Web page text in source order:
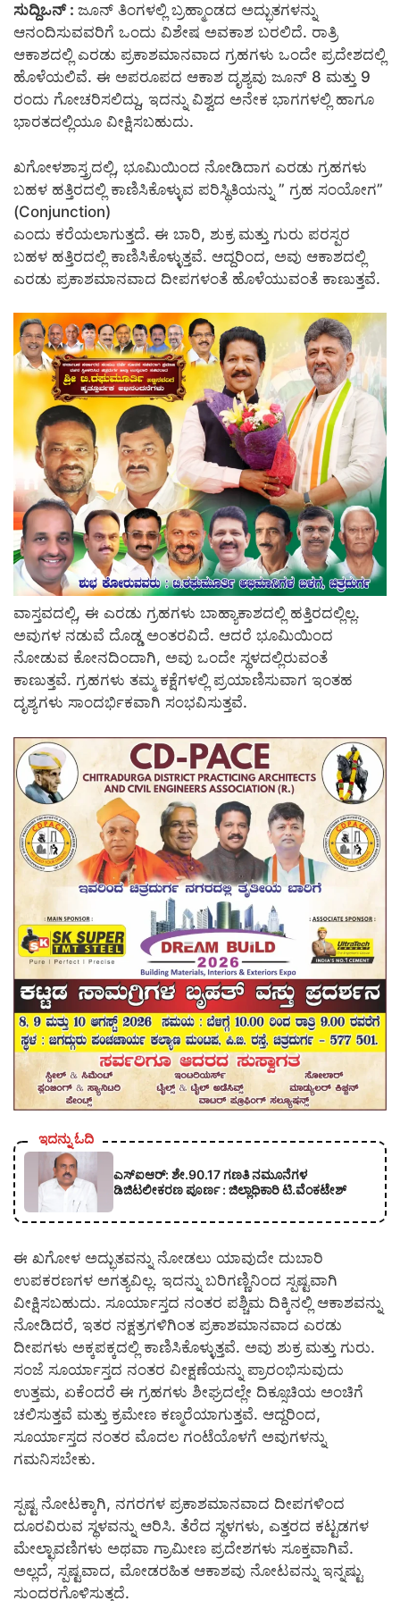
ಸುದ್ದಿಒನ್ : ಜೂನ್ ತಿಂಗಳಲ್ಲಿ ಬ್ರಹ್ಮಾಂಡದ ಅದ್ಭುತಗಳನ್ನು
ಆನಂದಿಸುವವರಿಗೆ ಒಂದು ವಿಶೇಷ ಅವಕಾಶ ಬರಲಿದೆ. ರಾತ್ರಿ
ಆಕಾಶದಲ್ಲಿ ಎರಡು ಪ್ರಕಾಶಮಾನವಾದ ಗ್ರಹಗಳು ಒಂದೇ ಪ್ರದೇಶದಲ್ಲಿ
ಹೊಳೆಯಲಿವೆ. ಈ ಅಪರೂಪದ ಆಕಾಶ ದೃಶ್ಯವು ಜೂನ್ 8 ಮತ್ತು 9
ರಂದು ಗೋಚರಿಸಲಿದ್ದು, ಇದನ್ನು ವಿಶ್ವದ ಅನೇಕ ಭಾಗಗಳಲ್ಲಿ ಹಾಗೂ
ಭಾರತದಲ್ಲಿಯೂ ವೀಕ್ಷಿಸಬಹುದು.
ಖಗೋಳಶಾಸ್ತ್ರದಲ್ಲಿ, ಭೂಮಿಯಿಂದ ನೋಡಿದಾಗ ಎರಡು ಗ್ರಹಗಳು
ಬಹಳ ಹತ್ತಿರದಲ್ಲಿ ಕಾಣಿಸಿಕೊಳ್ಳುವ ಪರಿಸ್ಥಿತಿಯನ್ನು ” ಗ್ರಹ ಸಂಯೋಗ”
(Conjunction)
ಎಂದು ಕರೆಯಲಾಗುತ್ತದೆ. ಈ ಬಾರಿ, ಶುಕ್ರ ಮತ್ತು ಗುರು ಪರಸ್ಪರ
ಬಹಳ ಹತ್ತಿರದಲ್ಲಿ ಕಾಣಿಸಿಕೊಳ್ಳುತ್ತವೆ. ಆದ್ದರಿಂದ, ಅವು ಆಕಾಶದಲ್ಲಿ
ಎರಡು ಪ್ರಕಾಶಮಾನವಾದ ದೀಪಗಳಂತೆ ಹೊಳೆಯುವಂತೆ ಕಾಣುತ್ತವೆ.
ವಾಸ್ತವದಲ್ಲಿ, ಈ ಎರಡು ಗ್ರಹಗಳು ಬಾಹ್ಯಾಕಾಶದಲ್ಲಿ ಹತ್ತಿರದಲ್ಲಿಲ್ಲ.
ಅವುಗಳ ನಡುವೆ ದೊಡ್ಡ ಅಂತರವಿದೆ. ಆದರೆ ಭೂಮಿಯಿಂದ
ನೋಡುವ ಕೋನದಿಂದಾಗಿ, ಅವು ಒಂದೇ ಸ್ಥಳದಲ್ಲಿರುವಂತೆ
ಕಾಣುತ್ತವೆ. ಗ್ರಹಗಳು ತಮ್ಮ ಕಕ್ಷೆಗಳಲ್ಲಿ ಪ್ರಯಾಣಿಸುವಾಗ ಇಂತಹ
ದೃಶ್ಯಗಳು ಸಾಂದರ್ಭಿಕವಾಗಿ ಸಂಭವಿಸುತ್ತವೆ.
ಇದನ್ನು ಓದಿ
ಎಸ್‍ಐಆರ್: ಶೇ.90.17 ಗಣತಿ ನಮೂನೆಗಳ
ಡಿಜಿಟಲೀಕರಣ ಪೂರ್ಣ : ಜಿಲ್ಲಾಧಿಕಾರಿ ಟಿ.ವೆಂಕಟೇಶ್
ಈ ಖಗೋಳ ಅದ್ಭುತವನ್ನು ನೋಡಲು ಯಾವುದೇ ದುಬಾರಿ
ಉಪಕರಣಗಳ ಅಗತ್ಯವಿಲ್ಲ. ಇದನ್ನು ಬರಿಗಣ್ಣಿನಿಂದ ಸ್ಪಷ್ಟವಾಗಿ
ವೀಕ್ಷಿಸಬಹುದು. ಸೂರ್ಯಾಸ್ತದ ನಂತರ ಪಶ್ಚಿಮ ದಿಕ್ಕಿನಲ್ಲಿ ಆಕಾಶವನ್ನು
ನೋಡಿದರೆ, ಇತರ ನಕ್ಷತ್ರಗಳಿಗಿಂತ ಪ್ರಕಾಶಮಾನವಾದ ಎರಡು
ದೀಪಗಳು ಅಕ್ಕಪಕ್ಕದಲ್ಲಿ ಕಾಣಿಸಿಕೊಳ್ಳುತ್ತವೆ. ಅವು ಶುಕ್ರ ಮತ್ತು ಗುರು.
ಸಂಜೆ ಸೂರ್ಯಾಸ್ತದ ನಂತರ ವೀಕ್ಷಣೆಯನ್ನು ಪ್ರಾರಂಭಿಸುವುದು
ಉತ್ತಮ, ಏಕೆಂದರೆ ಈ ಗ್ರಹಗಳು ಶೀಘ್ರದಲ್ಲೇ ದಿಕ್ಸೂಚಿಯ ಅಂಚಿಗೆ
ಚಲಿಸುತ್ತವೆ ಮತ್ತು ಕ್ರಮೇಣ ಕಣ್ಮರೆಯಾಗುತ್ತವೆ. ಆದ್ದರಿಂದ,
ಸೂರ್ಯಾಸ್ತದ ನಂತರ ಮೊದಲ ಗಂಟೆಯೊಳಗೆ ಅವುಗಳನ್ನು
ಗಮನಿಸಬೇಕು.
ಸ್ಪಷ್ಟ ನೋಟಕ್ಕಾಗಿ, ನಗರಗಳ ಪ್ರಕಾಶಮಾನವಾದ ದೀಪಗಳಿಂದ
ದೂರವಿರುವ ಸ್ಥಳವನ್ನು ಆರಿಸಿ. ತೆರೆದ ಸ್ಥಳಗಳು, ಎತ್ತರದ ಕಟ್ಟಡಗಳ
ಮೇಲ್ಛಾವಣಿಗಳು ಅಥವಾ ಗ್ರಾಮೀಣ ಪ್ರದೇಶಗಳು ಸೂಕ್ತವಾಗಿವೆ.
ಅಲ್ಲದೆ, ಸ್ಪಷ್ಟವಾದ, ಮೋಡರಹಿತ ಆಕಾಶವು ನೋಟವನ್ನು ಇನ್ನಷ್ಟು
ಸುಂದರಗೊಳಿಸುತ್ತದೆ.